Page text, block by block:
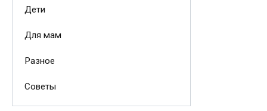
Дети
Для мам
Разное
Советы